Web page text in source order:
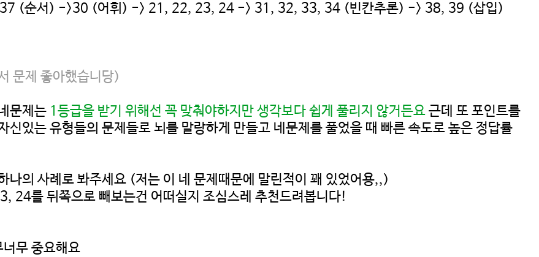
(순서) ->30 (어휘) -> 21, 22, 23, 24 -> 31, 32, 33, 34 (빈칸추론) -> 38, 39 (삽입)
문제 좋아했습니당)
문제는 1등급을 받기 위해선 꼭 맞춰야하지만 생각보다 쉽게 풀리지 않거든요근데 또 포인트를
신있는 유형들의 문제들로 뇌를 말랑하게 만들고 네문제를 풀었을 때 빠른 속도로 높은 정답률
나의 사례로 봐주세요 (저는 이 네 문제때문에 말린적이 꽤 있었어용,,)
24를 뒤쪽으로 빼보는건 어떠실지 조심스레 추천드려봅니다!
무 중요해요